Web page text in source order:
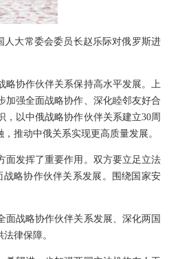
人大常委会委员长赵乐际对俄罗斯进
略协作伙伴关系保持高水平发展。上
加强全面战略协作、深化睦邻友好合
以中俄战略协作伙伴关系建立30周
推动中俄关系实现更高质量发展。
面发挥了重要作用。双方要立足立法
略协作伙伴关系发展。围绕国家安
战略协作伙伴关系发展、深化两国
律保障。